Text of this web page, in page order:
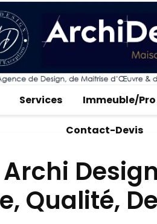
Services Immeuble/Pro
Contact-Devis
Qualité,